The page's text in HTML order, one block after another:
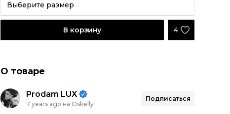
Выберите размер
В корзину 4
О товаре
Prodam LUX
7 years ago на Oskelly
Подписаться